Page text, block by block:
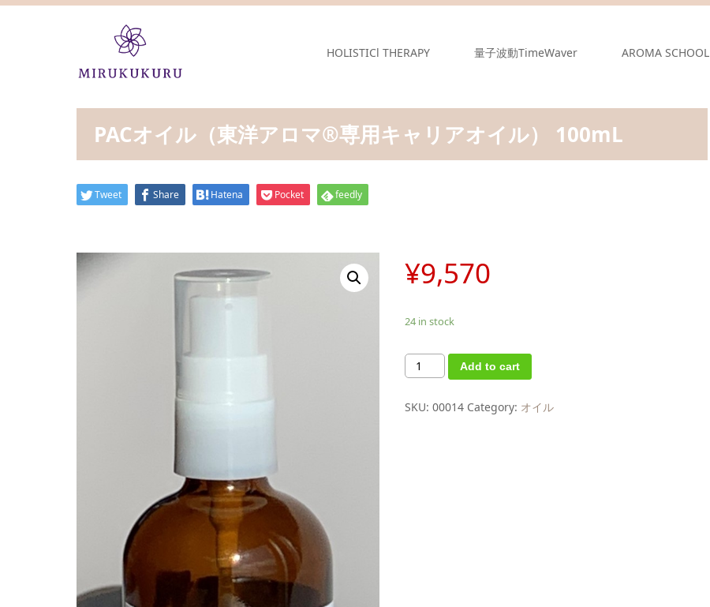
HOLISTICl THERAPY 量子波動TimeWaver AROMA SCHOOL
PACオイル（東洋アロマ®専用キャリアオイル） 100mL
Tweet Share Hatena Pocket feedly
¥9,570
24 in stock
PAC
イ
（東
洋
Add to cart
SKU: 00014 Category: オイル